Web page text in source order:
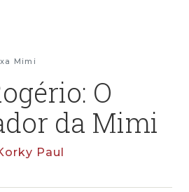
Mimi
O
da Mimi
Paul